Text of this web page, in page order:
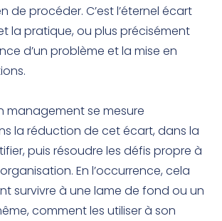
de procéder. C’est l’éternel écart
la pratique, ou plus précisément
d’un problème et la mise en
management se mesure
la réduction de cet écart, dans la
puis résoudre les défis propre à
En l’occurrence, cela
survivre à une lame de fond ou un
comment les utiliser à son